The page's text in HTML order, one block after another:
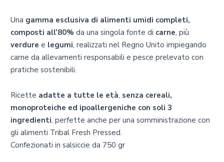
Una gamma esclusiva di alimenti umidi completi,
composti all’80% da una singola fonte di carne, più
verdure e legumi, realizzati nel Regno Unito impiegando
carne da allevamenti responsabili e pesce prelevato con
pratiche sostenibili.
Ricette adatte a tutte le età, senza cereali,
monoproteiche ed ipoallergeniche con soli 3
ingredienti, perfette anche per una somministrazione con
gli alimenti Tribal Fresh Pressed.
Confezionati in salsiccie da 750 gr